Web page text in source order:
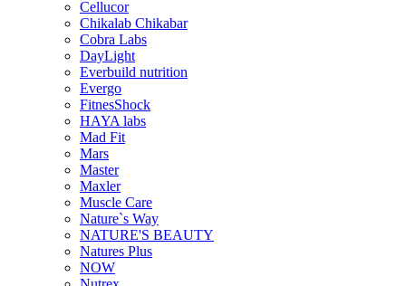
Cellucor
Chikalab Chikabar
Cobra Labs
DayLight
Everbuild nutrition
Evergo
FitnesShock
HAYA labs
Mad Fit
Mars
Master
Maxler
Muscle Care
Nature`s Way
NATURE'S BEAUTY
Natures Plus
NOW